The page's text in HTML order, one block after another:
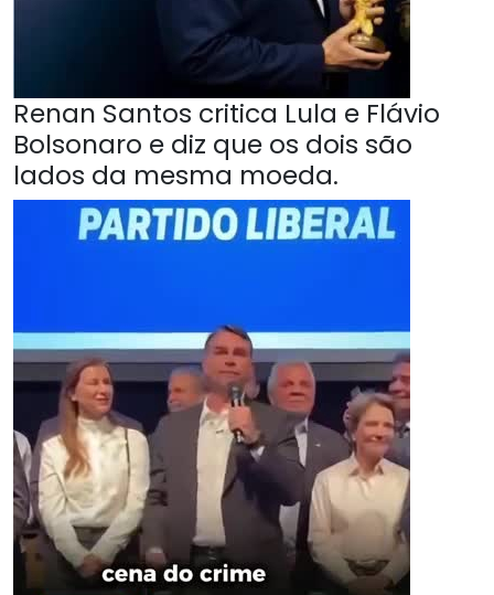
Renan Santos critica Lula e Flávio
Bolsonaro e diz que os dois são
lados da mesma moeda.